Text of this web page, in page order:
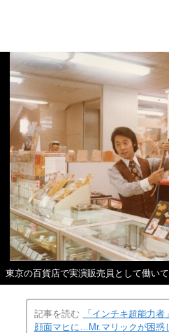
東京の百貨店で実演販売員として働い
記事を読む
「インチキ超能力
顔面マヒに…Mr.マリックが困惑